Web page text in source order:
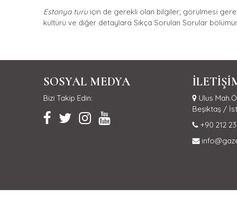
Estonya turu için de gerekli olan bilgiler; görülmesi
kültürü ve diğer detaylara Sıkça Sorulan Sorular
SOSYAL MEDYA
Bizi Takip Edin:
Ulus
Beşiktaş /
+90 212